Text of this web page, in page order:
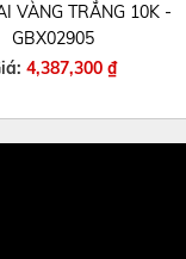
VÀNG TRẮNG 10K -
GBX02905
4,387,300 ₫